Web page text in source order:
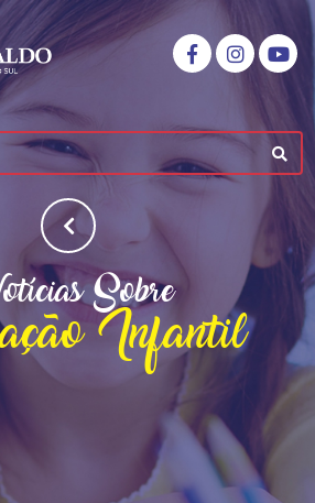
Sobre
Infantil